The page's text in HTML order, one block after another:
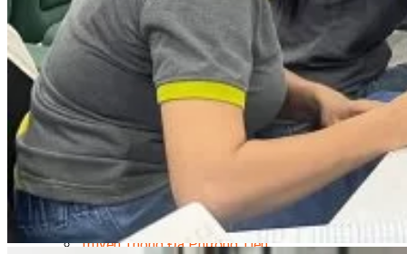
Sơ Cấp Cứu Cho Trẻ Em
Toán Tư Duy
Bếp Gia Đình
Trung Cấp CET
Kỹ Thuật Chế Biến Món Ăn
Kỹ Thuật Làm Bánh
Kỹ Thuật Pha Chế Đồ Uống
Quản Trị Khách Sạn
Quản Lý Kinh Doanh Nhà Hàng Và Dịch Vụ Ăn Uống
Hướng Dẫn Du Lịch
Quản Trị Lữ Hành
Marketing
Tạo Mẫu Và Chăm Sóc Sắc Đẹp
Truyền Thông Đa Phương Tiện